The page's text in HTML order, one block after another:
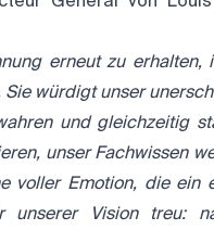
erneut zu erhalten,
würdigt unser
und gleichzeitig
unser Fachwissen
voller Emotion, die ein
Vision treu: